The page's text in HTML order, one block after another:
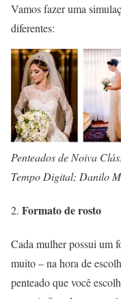
Vamos fazer uma
diferentes:
Penteados de Noiva
Tempo Digital; Danilo
Formato de rosto
Cada mulher possui um
muito – na hora de
penteado que você